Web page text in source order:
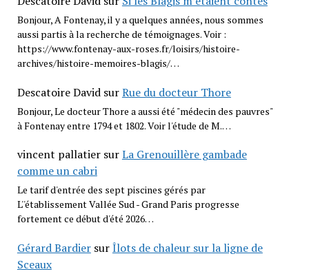
Bonjour, A Fontenay, il y a quelques années, nous sommes
aussi partis à la recherche de témoignages. Voir :
https://www.fontenay-aux-roses.fr/loisirs/histoire-
archives/histoire-memoires-blagis/…
Descatoire DavidsurRue du docteur Thore
Bonjour, Le docteur Thore a aussi été "médecin des pauvres"
à Fontenay entre 1794 et 1802. Voir l'étude de M.…
vincent pallatiersurLa Grenouillère gambade
comme un cabri
Le tarif d'entrée des sept piscines gérés par
L''établissement Vallée Sud - Grand Paris progresse
fortement ce début d'été 2026…
Gérard BardiersurÎlots de chaleur sur la ligne de
Sceaux